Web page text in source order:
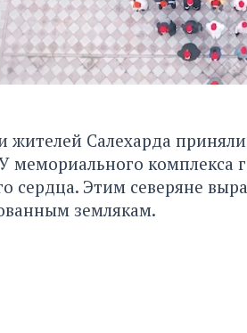
жителей Салехарда
мемориального комплекса
сердца. Этим северяне
землякам.